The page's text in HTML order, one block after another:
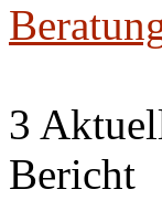
3
Bericht